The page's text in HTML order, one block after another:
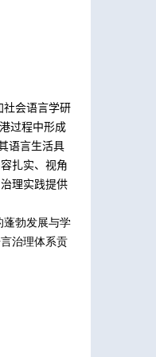
社会语言学研
过程中形成
语言生活具
扎实、视角
理实践提供
蓬勃发展与学
治理体系贡